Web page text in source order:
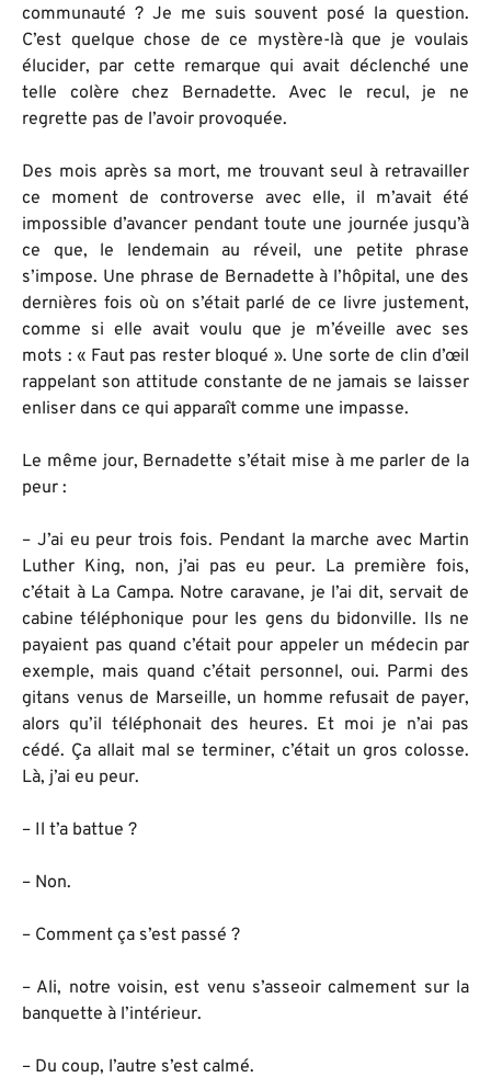
communauté ? Je me suis souvent posé la question.
C’est quelque chose de ce mystère-là que je voulais
élucider, par cette remarque qui avait déclenché une
telle colère chez Bernadette. Avec le recul, je ne
regrette pas de l’avoir provoquée.
Des mois après sa mort, me trouvant seul à retravailler
ce moment de controverse avec elle, il m’avait été
impossible d’avancer pendant toute une journée jusqu’à
ce que, le lendemain au réveil, une petite phrase
s’impose. Une phrase de Bernadette à l’hôpital, une des
dernières fois où on s’était parlé de ce livre justement,
comme si elle avait voulu que je m’éveille avec ses
mots : « Faut pas rester bloqué ». Une sorte de clin d’œil
rappelant son attitude constante de ne jamais se laisser
enliser dans ce qui apparaît comme une impasse.
Le même jour, Bernadette s’était mise à me parler de la
peur :
– J’ai eu peur trois fois. Pendant la marche avec Martin
Luther King, non, j’ai pas eu peur. La première fois,
c’était à La Campa. Notre caravane, je l’ai dit, servait de
cabine téléphonique pour les gens du bidonville. Ils ne
payaient pas quand c’était pour appeler un médecin par
exemple, mais quand c’était personnel, oui. Parmi des
gitans venus de Marseille, un homme refusait de payer,
alors qu’il téléphonait des heures. Et moi je n’ai pas
cédé. Ça allait mal se terminer, c’était un gros colosse.
Là, j’ai eu peur.
– Il t’a battue ?
– Non.
– Comment ça s’est passé ?
– Ali, notre voisin, est venu s’asseoir calmement sur la
banquette à l’intérieur.
– Du coup, l’autre s’est calmé.